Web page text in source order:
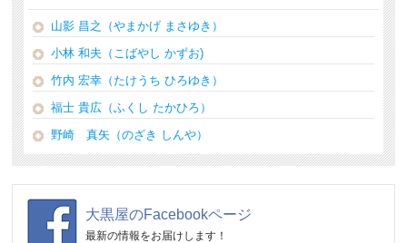
山影 昌之（やまかげ まさゆき）
小林 和夫（こばやし かずお)
竹内 宏幸（たけうち ひろゆき）
福士 貴広（ふくし たかひろ）
野崎 真矢（のざき しんや）
大黒屋のFacebookページ
最新の情報をお届けします！